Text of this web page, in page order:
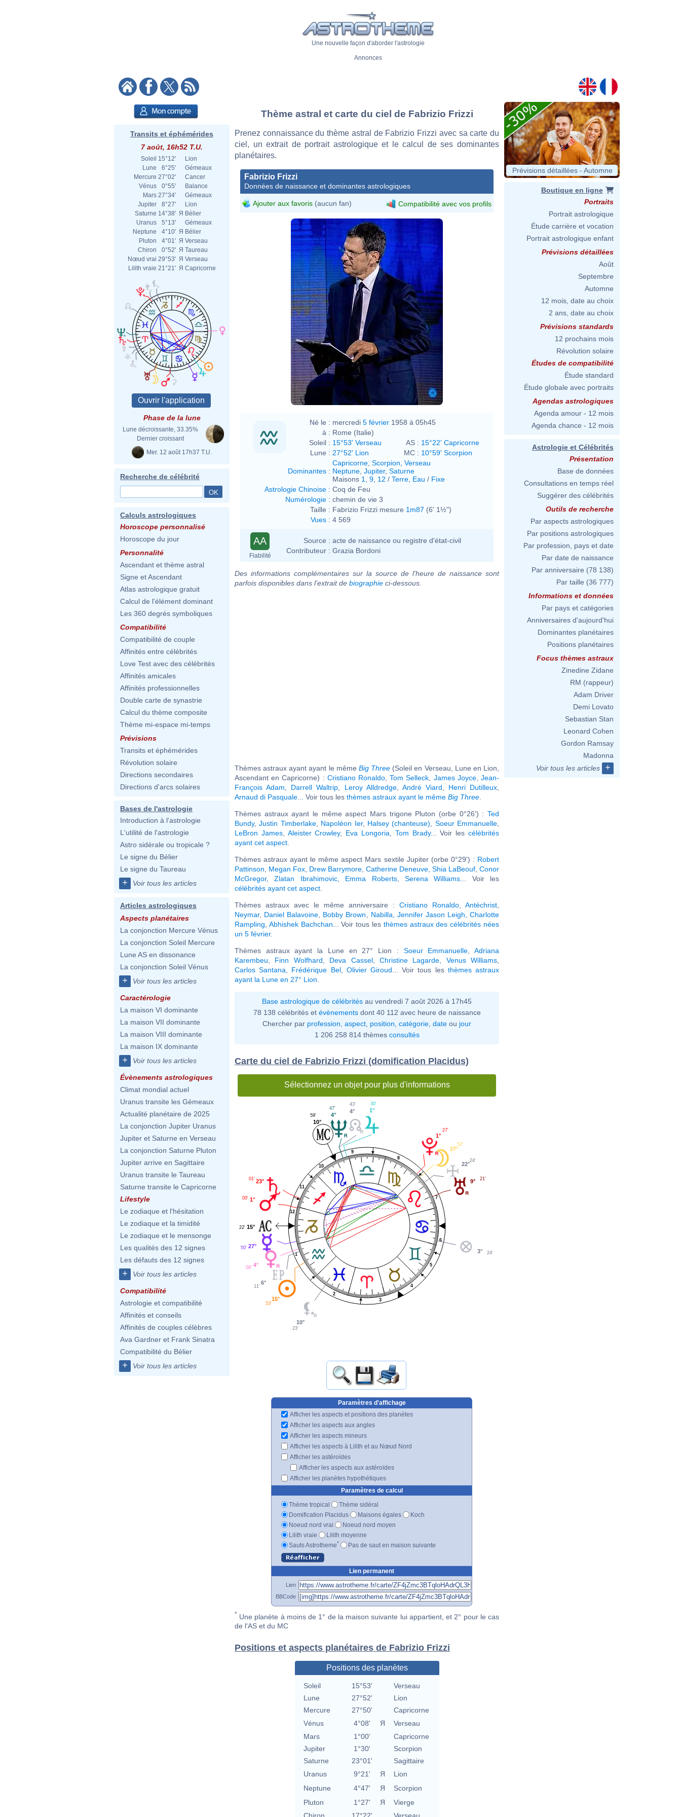
Une nouvelle façon d'aborder l'astrologie
Annonces
Transits et éphémérides
7 août, 16h52 T.U.
Soleil 15°12'
Lion
Lune
6°25'
Gémeaux
Mercure 27°02'
Cancer
Vénus
0°55'
Balance
Mars 27°34'
Gémeaux
Jupiter
8°27'
Lion
Saturne 14°38' Я Bélier
Uranus
5°13'
Gémeaux
Neptune
4°10' Я Bélier
Pluton
4°01' Я Verseau
Chiron
0°52' Я Taureau
Nœud vrai 29°53' Я Verseau
Lilith vraie 21°21' Я Capricorne
Phase de la lune
Lune décroissante, 33.35%
Dernier croissant
Mer. 12 août 17h37 T.U.
Recherche de célébrité
Calculs astrologiques
Horoscope personnalisé
Horoscope du jour
Personnalité
Ascendant et thème astral
Signe et Ascendant
Atlas astrologique gratuit
Calcul de l'élément dominant
Les 360 degrés symboliques
Compatibilité
Compatibilité de couple
Affinités entre célébrités
Love Test avec des célébrités
Affinités amicales
Affinités professionnelles
Double carte de synastrie
Calcul du thème composite
Thème mi-espace mi-temps
Prévisions
Transits et éphémérides
Révolution solaire
Directions secondaires
Directions d'arcs solaires
Bases de l'astrologie
Introduction à l'astrologie
L'utilité de l'astrologie
Astro sidérale ou tropicale ?
Le signe du Bélier
Le signe du Taureau
+ Voir tous les articles
Articles astrologiques
Aspects planétaires
La conjonction Mercure Vénus
La conjonction Soleil Mercure
Lune AS en dissonance
La conjonction Soleil Vénus
+ Voir tous les articles
Caractérologie
La maison VI dominante
La maison VII dominante
La maison VIII dominante
La maison IX dominante
+ Voir tous les articles
Évènements astrologiques
Climat mondial actuel
Uranus transite les Gémeaux
Actualité planétaire de 2025
La conjonction Jupiter Uranus
Jupiter et Saturne en Verseau
La conjonction Saturne Pluton
Jupiter arrive en Sagittaire
Uranus transite le Taureau
Saturne transite le Capricorne
Lifestyle
Le zodiaque et l'hésitation
Le zodiaque et la timidité
Le zodiaque et le mensonge
Les qualités des 12 signes
Les défauts des 12 signes
+ Voir tous les articles
Compatibilité
Astrologie et compatibilité
Affinités et conseils
Affinités de couples célèbres
Ava Gardner et Frank Sinatra
Compatibilité du Bélier
+ Voir tous les articles
Thème astral et carte du ciel de Fabrizio Frizzi
Prenez connaissance du thème astral de Fabrizio Frizzi avec sa carte du
ciel, un extrait de portrait astrologique et le calcul de ses dominantes
planétaires.
Fabrizio Frizzi
Données de naissance et dominantes astrologiques
Ajouter aux favoris (aucun fan) Compatibilité avec vos profils
Né le : mercredi 5 février 1958 à 05h45
à : Rome (Italie)
Soleil : 15°53' Verseau AS : 15°22' Capricorne
Lune : 27°52' Lion MC : 10°59' Scorpion
Dominantes :
Capricorne Scorpion Verseau
Neptune Jupiter, Saturne
Maisons 1 9 12 / Terre Eau / Fixe
Astrologie Chinoise : Coq de Feu
Numérologie : chemin de vie 3
Taille : Fabrizio Frizzi mesure 1m87 (6' 1½")
Vues : 4 569
AA
Fiabilité
Source : acte de naissance ou registre d'état-civil
Contributeur : Grazia Bordoni
Des informations complémentaires sur la source de l'heure de naissance sont
parfois disponibles dans l'extrait de biographie ci-dessous.
Thèmes astraux ayant ayant le même Big Three (Soleil en Verseau, Lune en Lion,
Ascendant en Capricorne) : Cristiano Ronaldo ,Tom Selleck James Joyce,Jean-
François Adam
Darrell Waltrip Leroy Alldredge, André Viard Henri Dutilleux
Arnaud di Pasquale ... Voir tous les thèmes astraux ayant le même Big Three
Thèmes astraux ayant le même aspect Mars trigone Pluton (orbe 0°26') : Ted
Bundy,Justin Timberlake, Napoléon Ier, Halsey (chanteuse) Soeur Emmanuelle
LeBron James, Aleister Crowley, Eva Longoria Tom Brady... Voir lescélébrités
ayant cet aspect
Thèmes astraux ayant le même aspect Mars sextile Jupiter (orbe 0°29') : Robert
Pattinson
Megan Fox Drew Barrymore Catherine Deneuve Shia LaBeouf Conor
McGregor,Zlatan Ibrahimovic, Emma Roberts, Serena Williams ... Voir les
célébrités ayant cet aspect
Thèmes astraux avec le même anniversaire : Cristiano Ronaldo Antéchrist
Neymar, Daniel Balavoine Bobby Brown Nabilla Jennifer Jason Leigh ,Charlotte
Rampling Abhishek Bachchan ... Voir tous les thèmes astraux des célébrités nées
un 5 février.
Thèmes astraux ayant la Lune en 27° Lion : Soeur Emmanuelle ,Adriana
Karembeu
Finn Wolfhard Deva Cassel, Christine Lagarde Venus Williams
Carlos Santana
Frédérique Bel, Olivier Giroud ... Voir tous les thèmes astraux
ayant la Lune en 27° Lion
Base astrologique de célébrités au vendredi 7 août 2026 à 17h45
78 138 célébrités et évènementsdont 40 112 avec heure de naissance
Chercher par profession aspect position catégorie date ou jour
1 206 258 814 thèmes consultés
Carte du ciel de Fabrizio Frizzi (domification Placidus)
Sélectionnez un objet pour plus d'informations
1
2
3
4
5
6
7
8
9
10
11
12
9° 21'
22°
24'
27°
52'
1°
27'
1°
30'
4°
43'
4°
47'
10°
59'
23°
01'
1°
00'
15°
22'
27°
50'
4°
08'
6°
11'
15°
53'
10°
23'
3° 24'
Paramètres d'affichage
Afficher les aspects et positions des planètes
Afficher les aspects aux angles
Afficher les aspects mineurs
Afficher les aspects à Lilith et au Nœud Nord
Afficher les astéroïdes
Afficher les aspects aux astéroïdes
Afficher les planètes hypothétiques
Paramètres de calcul
Thème tropical
Thème sidéral
Domification Placidus
Maisons égales
Koch
Noeud nord vrai
Noeud nord moyen
Lilith vraie
Lilith moyenne
Sauts Astrotheme* Pas de saut en maison suivante
Lien permanent
Lien
BBCode
* Une planète à moins de 1° de la maison suivante lui appartient, et 2° pour le cas
de l'AS et du MC
Positions et aspects planétaires de Fabrizio Frizzi
Positions des planètes
Soleil 15°53'
Verseau
Lune
27°52'
Lion
Mercure
27°50'
Capricorne
Vénus
4°08' Я
Verseau
Mars
1°00'
Capricorne
Jupiter
1°30'
Scorpion
Saturne
23°01'
Sagittaire
Uranus
9°21' Я
Lion
Neptune
4°47' Я
Scorpion
Pluton
1°27' Я
Vierge
Prévisions détaillées - Automne
Boutique en ligne
Portraits
Portrait astrologique
Étude carrière et vocation
Portrait astrologique enfant
Prévisions détaillées
Août
Septembre
Automne
12 mois, date au choix
2 ans, date au choix
Prévisions standards
12 prochains mois
Révolution solaire
Études de compatibilité
Étude standard
Étude globale avec portraits
Agendas astrologiques
Agenda amour - 12 mois
Agenda chance - 12 mois
Astrologie et Célébrités
Présentation
Base de données
Consultations en temps réel
Suggérer des célébrités
Outils de recherche
Par aspects astrologiques
Par positions astrologiques
Par profession, pays et date
Par date de naissance
Par anniversaire (78 138)
Par taille (36 777)
Informations et données
Par pays et catégories
Anniversaires d'aujourd'hui
Dominantes planétaires
Positions planétaires
Focus thèmes astraux
Zinedine Zidane
RM (rappeur)
Adam Driver
Demi Lovato
Sebastian Stan
Leonard Cohen
Gordon Ramsay
Madonna
Voir tous les articles
+